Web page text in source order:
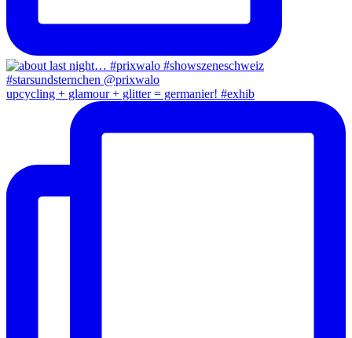
upcycling + glamour + glitter = germanier! #exhib